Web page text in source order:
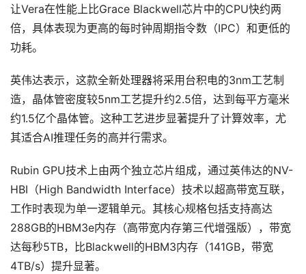
让Vera在性能上比Grace Blackwell芯片中的CPU快约两
倍，具体表现为更高的每时钟周期指令数（IPC）和更低的
功耗。
英伟达表示，这款全新处理器将采用台积电的3nm工艺制
造，晶体管密度较5nm工艺提升约2.5倍，达到每平方毫米
约1.5亿个晶体管。这种工艺进步显著提升了计算效率，尤
其适合AI推理任务的高并行需求。
Rubin GPU技术上由两个独立芯片组成，通过英伟达的NV-
HBI（High Bandwidth Interface）技术以超高带宽互联，
工作时表现为单一逻辑单元。其核心规格包括支持高达
288GB的HBM3e内存（高带宽内存第三代增强版），带宽
达每秒5TB，比Blackwell的HBM3内存（141GB，带宽
4TB/s）提升显著。